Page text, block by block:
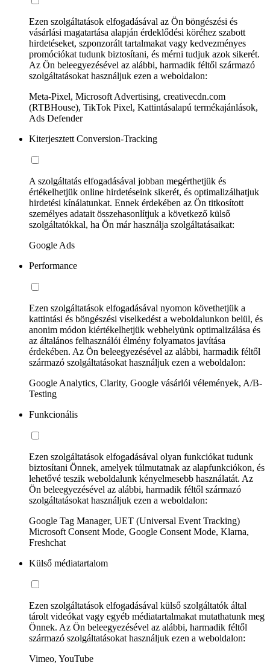
Ezen szolgáltatások elfogadásával az Ön böngészési és
vásárlási magatartása alapján érdeklődési köréhez szabott
hirdetéseket, szponzorált tartalmakat vagy kedvezményes
promóciókat tudunk biztosítani, és mérni tudjuk azok sikerét.
Az Ön beleegyezésével az alábbi, harmadik féltől származó
szolgáltatásokat használjuk ezen a weboldalon:
Meta-Pixel, Microsoft Advertising, creativecdn.com
(RTBHouse), TikTok Pixel, Kattintásalapú termékajánlások,
Ads Defender
Kiterjesztett Conversion-Tracking
A szolgáltatás elfogadásával jobban megérthetjük és
értékelhetjük online hirdetéseink sikerét, és optimalizálhatjuk
hirdetési kínálatunkat. Ennek érdekében az Ön titkosított
személyes adatait összehasonlítjuk a következő külső
szolgáltatókkal, ha Ön már használja szolgáltatásaikat:
Google Ads
Performance
Ezen szolgáltatások elfogadásával nyomon követhetjük a
kattintási és böngészési viselkedést a weboldalunkon belül, és
anonim módon kiértékelhetjük webhelyünk optimalizálása és
az általános felhasználói élmény folyamatos javítása
érdekében. Az Ön beleegyezésével az alábbi, harmadik féltől
származó szolgáltatásokat használjuk ezen a weboldalon:
Google Analytics, Clarity, Google vásárlói vélemények, A/B-
Testing
Funkcionális
Ezen szolgáltatások elfogadásával olyan funkciókat tudunk
biztosítani Önnek, amelyek túlmutatnak az alapfunkciókon, és
lehetővé teszik weboldalunk kényelmesebb használatát. Az
Ön beleegyezésével az alábbi, harmadik féltől származó
szolgáltatásokat használjuk ezen a weboldalon:
Google Tag Manager, UET (Universal Event Tracking)
Microsoft Consent Mode, Google Consent Mode, Klarna,
Freshchat
Külső médiatartalom
Ezen szolgáltatások elfogadásával külső szolgáltatók által
tárolt videókat vagy egyéb médiatartalmakat mutathatunk meg
Önnek. Az Ön beleegyezésével az alábbi, harmadik féltől
származó szolgáltatásokat használjuk ezen a weboldalon:
Vimeo, YouTube